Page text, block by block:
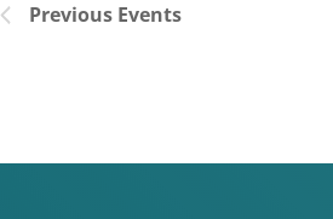
Previous Events